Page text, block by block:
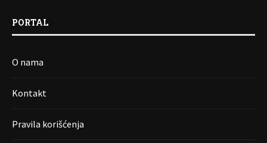
PORTAL
O nama
Kontakt
Pravila korišćenja